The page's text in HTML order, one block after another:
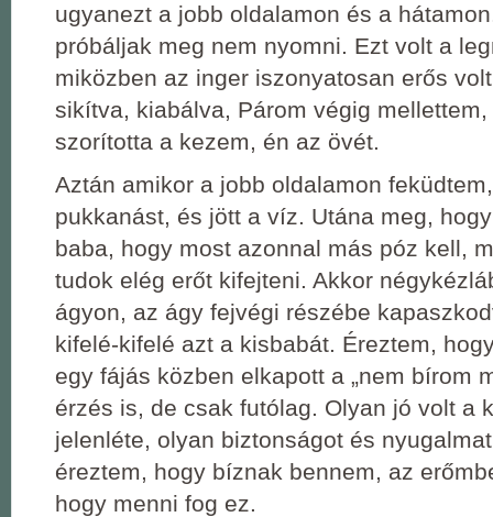
ugyanezt a jobb oldalamon és a
próbáljak meg nem nyomni. Ezt volt a
miközben az inger iszonyatosan erős
sikítva, kiabálva, Párom végig
szorította a kezem, én az övét.
Aztán amikor a jobb oldalamon
pukkanást, és jött a víz. Utána meg,
baba, hogy most azonnal más póz kell,
tudok elég erőt kifejteni. Akkor
ágyon, az ágy fejvégi részébe
kifelé-kifelé azt a kisbabát. Éreztem,
egy fájás közben elkapott a „nem bírom
érzés is, de csak futólag. Olyan jó volt a
jelenléte, olyan biztonságot és
éreztem, hogy bíznak bennem, az
hogy menni fog ez.